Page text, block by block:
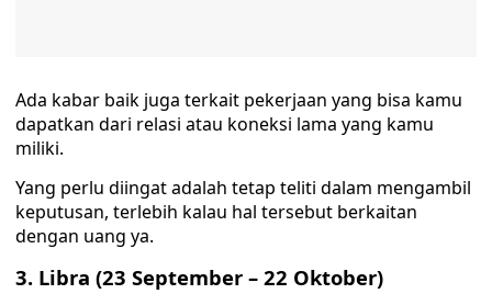
Ada kabar baik juga terkait pekerjaan yang bisa kamu
dapatkan dari relasi atau koneksi lama yang kamu
miliki.
Yang perlu diingat adalah tetap teliti dalam mengambil
keputusan, terlebih kalau hal tersebut berkaitan
dengan uang ya.
3. Libra (23 September – 22 Oktober)